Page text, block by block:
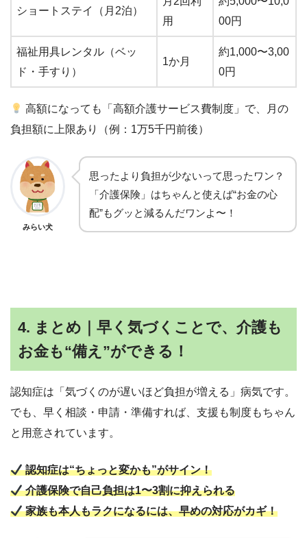
ショートステイ（月2泊）
用
00円
福祉用具レンタル（ベッ
ド・手すり）
1か月
約1,000〜3,00
0円
高額になっても「高額介護サービス費制度」で、月の
負担額に上限あり（例：1万5千円前後）
みらい犬
思ったより負担が少ないって思ったワン？
「介護保険」はちゃんと使えば“お金の心
配”もグッと減るんだワンよ〜！
4. まとめ｜早く気づくことで、介護も
お金も“備え”ができる！
認知症は「気づくのが遅いほど負担が増える」病気です。
でも、早く相談・申請・準備すれば、支援も制度もちゃん
と用意されています。
認知症は“ちょっと変かも”がサイン！
介護保険で自己負担は1〜3割に抑えられる
家族も本人もラクになるには、早めの対応がカギ！